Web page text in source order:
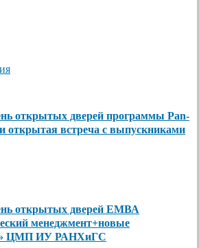
открытых дверей программы Pan-
открытая встреча с выпускниками
открытых дверей ЕМВА
менеджмент+новые
ЦМП ИУ РАНХиГС